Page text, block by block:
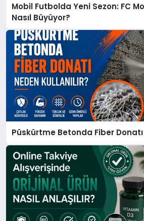
Mobil Futbolda Yeni Sezon: FC
Nasıl Büyüyor?
Püskürtme Betonda Fiber Donatı